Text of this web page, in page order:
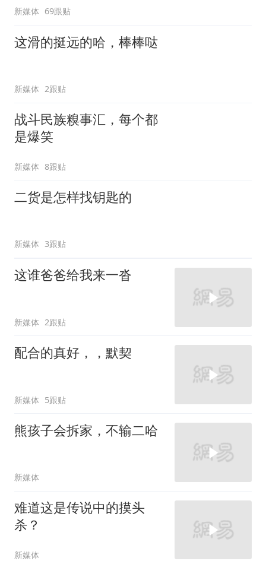
新媒体 69跟贴
这滑的挺远的哈，棒棒哒
新媒体 2跟贴
战斗民族糗事汇，每个都
是爆笑
新媒体 8跟贴
二货是怎样找钥匙的
新媒体 3跟贴
这谁爸爸给我来一沓
新媒体 2跟贴
配合的真好，，默契
新媒体 5跟贴
熊孩子会拆家，不输二哈
新媒体
难道这是传说中的摸头
杀？
新媒体